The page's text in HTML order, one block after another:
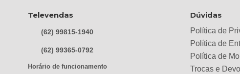
Brastemp (0)
Britânia (0)
Canaã Moveis (0)
Televendas
(62) 99815-1940
(62) 99365-0792
Horário de funcionamento
Dúvidas
Política de
Política de
Política de
Trocas e